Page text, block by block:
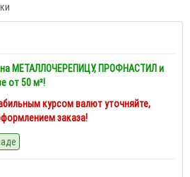
МЕТАЛЛОЧЕРЕПИЦУ, ПРОФНАСТИЛ и
от 50 м²!
курсом валют уточняйте,
заказа!